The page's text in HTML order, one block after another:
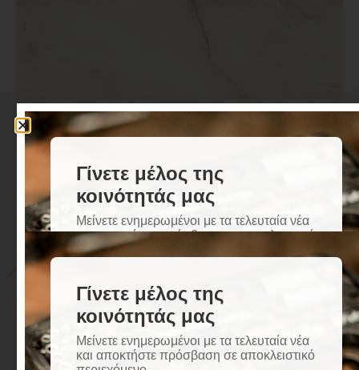
Περιγραφή
Περιγραφή
πορσελανάτο
τοποθέτηση σε δάπεδο και τοίχο